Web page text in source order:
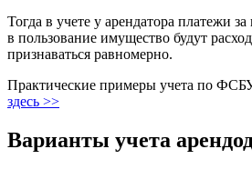
Тогда в учете у арендатора платежи
в пользование имущество будут
признаваться равномерно.
Практические примеры учета по
здесь >>
Варианты учета